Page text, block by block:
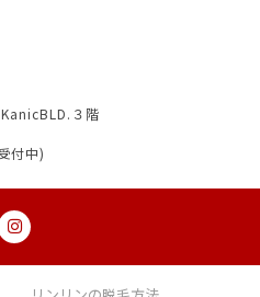
３階
付中)